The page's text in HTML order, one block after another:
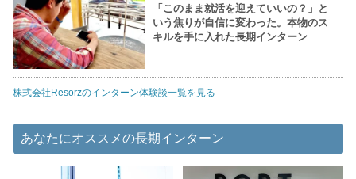
「このまま就活を迎えていいの？」と
いう焦りが自信に変わった。本物のス
キルを手に入れた長期インターン
株式会社Resorzのインターン体験談一覧を見る
あなたにオススメの長期インターン